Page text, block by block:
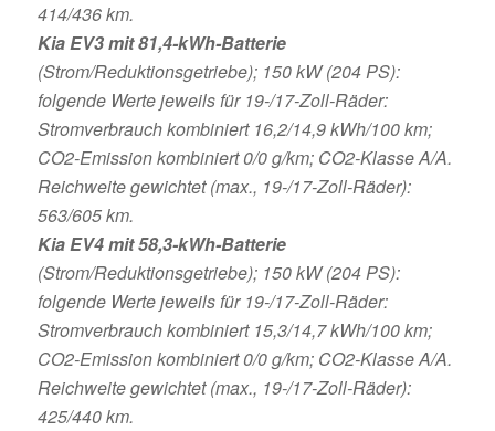
414/436 km.
Kia EV3 mit 81,4-kWh-Batterie
(Strom/Reduktionsgetriebe); 150 kW (204 PS):
folgende Werte jeweils für 19-/17-Zoll-Räder:
Stromverbrauch kombiniert 16,2/14,9 kWh/100 km;
CO2-Emission kombiniert 0/0 g/km; CO2-Klasse A/A.
Reichweite gewichtet (max., 19-/17-Zoll-Räder):
563/605 km.
Kia EV4 mit 58,3-kWh-Batterie
(Strom/Reduktionsgetriebe); 150 kW (204 PS):
folgende Werte jeweils für 19-/17-Zoll-Räder:
Stromverbrauch kombiniert 15,3/14,7 kWh/100 km;
CO2-Emission kombiniert 0/0 g/km; CO2-Klasse A/A.
Reichweite gewichtet (max., 19-/17-Zoll-Räder):
425/440 km.